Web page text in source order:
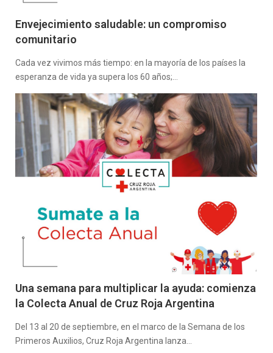
Envejecimiento saludable: un compromiso
comunitario
Cada vez vivimos más tiempo: en la mayoría de los países la
esperanza de vida ya supera los 60 años;…
Una semana para multiplicar la ayuda: comienza
la Colecta Anual de Cruz Roja Argentina
Del 13 al 20 de septiembre, en el marco de la Semana de los
Primeros Auxilios, Cruz Roja Argentina lanza…